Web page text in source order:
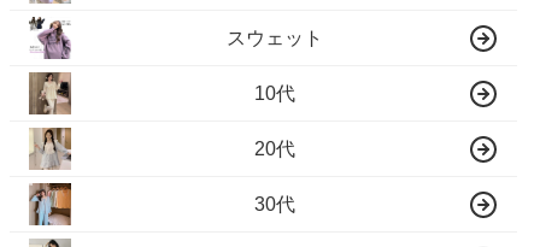
スウェット
10代
20代
30代